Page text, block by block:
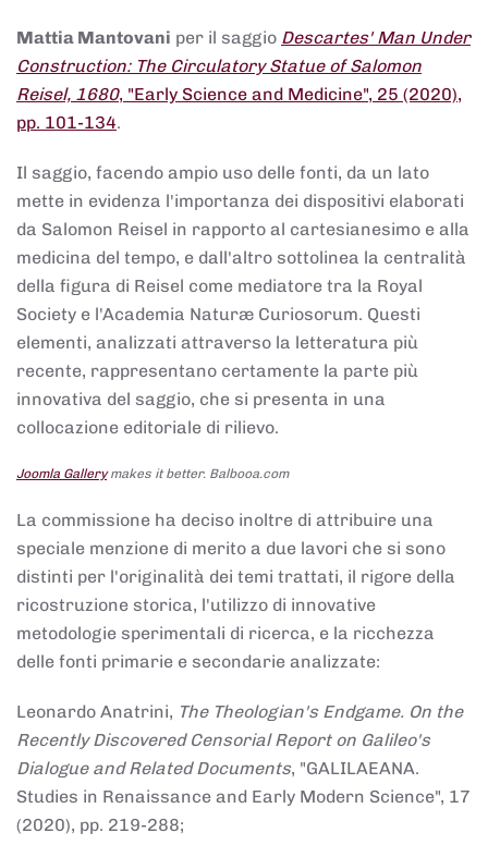
Mattia Mantovani per il saggio Descartes' Man Under
Construction: The Circulatory Statue of Salomon
Reisel, 1680, "Early Science and Medicine", 25 (2020),
pp. 101-134.
Il saggio, facendo ampio uso delle fonti, da un lato
mette in evidenza l'importanza dei dispositivi elaborati
da Salomon Reisel in rapporto al cartesianesimo e alla
medicina del tempo, e dall'altro sottolinea la centralità
della figura di Reisel come mediatore tra la Royal
Society e l'Academia Naturæ Curiosorum. Questi
elementi, analizzati attraverso la letteratura più
recente, rappresentano certamente la parte più
innovativa del saggio, che si presenta in una
collocazione editoriale di rilievo.
Joomla Gallerymakes it better. Balbooa.com
La commissione ha deciso inoltre di attribuire una
speciale menzione di merito a due lavori che si sono
distinti per l'originalità dei temi trattati, il rigore della
ricostruzione storica, l'utilizzo di innovative
metodologie sperimentali di ricerca, e la ricchezza
delle fonti primarie e secondarie analizzate:
Leonardo Anatrini, The Theologian's Endgame. On the
Recently Discovered Censorial Report on Galileo's
Dialogue and Related Documents, "GALILAEANA.
Studies in Renaissance and Early Modern Science", 17
(2020), pp. 219-288;